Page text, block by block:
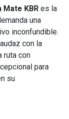
Mate KBR es la
una
inconfundible.
con la
ruta con
para
su